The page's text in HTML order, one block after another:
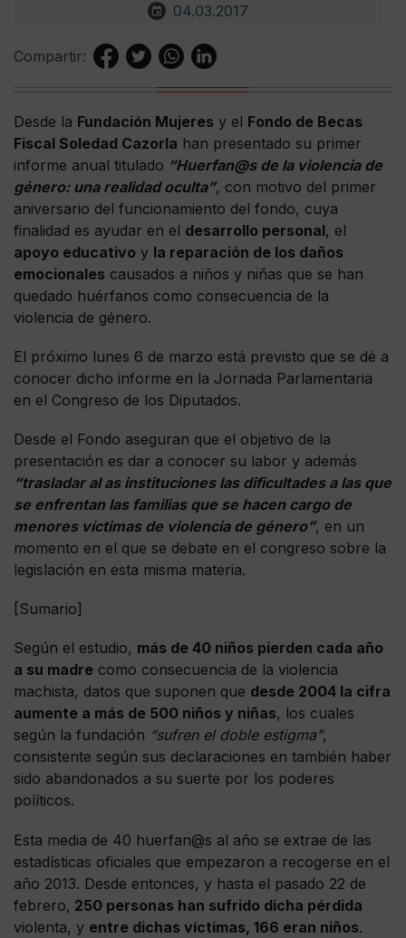
04.03.2017
Compartir:
Desde la Fundación Mujeres y el Fondo de Becas
Fiscal Soledad Cazorla han presentado su primer
informe anual titulado “Huerfan@s de la violencia de
género: una realidad oculta”, con motivo del primer
aniversario del funcionamiento del fondo, cuya
finalidad es ayudar en el desarrollo personal, el
apoyo educativo y la reparación de los daños
emocionales causados a niños y niñas que se han
quedado huérfanos como consecuencia de la
violencia de género.
El próximo lunes 6 de marzo está previsto que se dé a
conocer dicho informe en la Jornada Parlamentaria
en el Congreso de los Diputados.
Desde el Fondo aseguran que el objetivo de la
presentación es dar a conocer su labor y además
“trasladar al as instituciones las dificultades a las que
se enfrentan las familias que se hacen cargo de
menores víctimas de violencia de género”, en un
momento en el que se debate en el congreso sobre la
legislación en esta misma materia.
[Sumario]
Según el estudio, más de 40 niños pierden cada año
a su madre como consecuencia de la violencia
machista, datos que suponen que desde 2004 la cifra
aumente a más de 500 niños y niñas, los cuales
según la fundación “sufren el doble estigma”,
consistente según sus declaraciones en también haber
sido abandonados a su suerte por los poderes
políticos.
Esta media de 40 huerfan@s al año se extrae de las
estadísticas oficiales que empezaron a recogerse en el
año 2013. Desde entonces, y hasta el pasado 22 de
febrero, 250 personas han sufrido dicha pérdida
violenta, y entre dichas víctimas, 166 eran niños.